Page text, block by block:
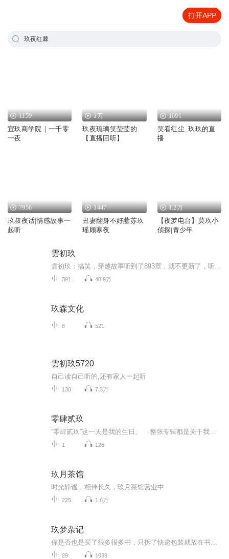
打开APP
玖夜红棘
1159
宜玖商学院｜一千零
一夜
1万
玖夜琉璃笑莹莹的
【直播回听】
1691
笑看红尘_玖玖的直
播
7956
玖叔夜话|情感故事一
起听
1447
丑妻翻身不好惹苏玖
瑶顾寒夜
1.2万
【夜梦电台】莫玖小
侦探|青少年
雲初玖
391 40.9万
玖森文化
8 521
雲初玖5720
自己读自己听的,还有家人一起听
130 7.3万
零肆贰玖
1 126
玖月茶馆
时光静谧，相伴长久，玖月茶馆营业中
225 1.6万
玖梦杂记
29 1089